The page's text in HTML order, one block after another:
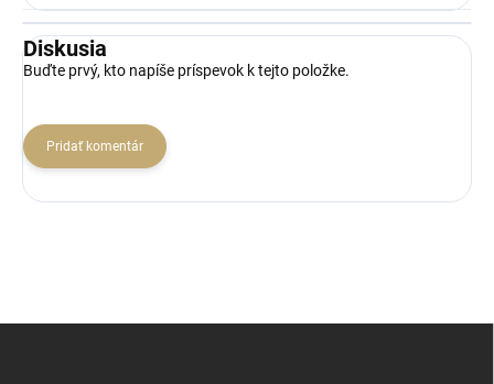
Diskusia
Buďte prvý, kto napíše príspevok k tejto položke.
Pridať komentár